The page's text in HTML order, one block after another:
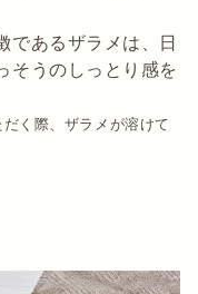
であるザラメは、日
そうのしっとり感を
く際、ザラメが溶けて